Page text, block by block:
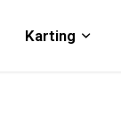
Karting